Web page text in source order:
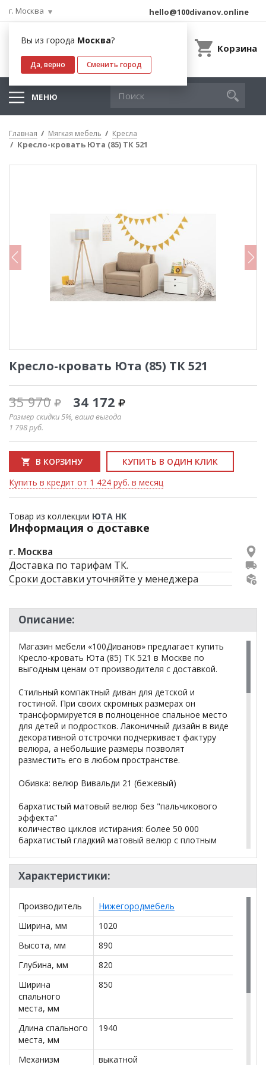
г. Москва
Вы из города Москва?
Да, верно Сменить город
hello@100divanov.online
Корзина
МЕНЮ
Главная Мягкая мебель Кресла
Кресло-кровать Юта (85) ТК 521
Кресло-кровать Юта (85) ТК 521
35 970 34 172
Размер скидки 5%, ваша выгода
1 798руб.
В КОРЗИНУ
КУПИТЬ В ОДИН КЛИК
Купить в кредит от 1 424 руб. в месяц
Товар из коллекции ЮТА НК
Информация о доставке
г. Москва
Доставка по тарифам ТК.
Сроки доставки уточняйте у менеджера
Описание:
Магазин мебели «100Диванов» предлагает купить
Кресло-кровать Юта (85) ТК 521 в Москве по
выгодным ценам от производителя с доставкой.
Стильный компактный диван для детской и
гостиной. При своих скромных размерах он
трансформируется в полноценное спальное место
для детей и подростков. Лаконичный дизайн в виде
декоративной отстрочки подчеркивает фактуру
велюра, а небольшие размеры позволят
разместить его в любом пространстве.
Обивка: велюр Вивальди 21 (бежевый)
бархатистый матовый велюр без "пальчикового
эффекта"
количество циклов истирания: более 50 000
бархатистый гладкий матовый велюр с плотным
высокая износостойкость
сухая чистка
без «пальчикового эффекта»
Габариты
высота посадки (мм): 440
глубина сиденья (мм): 470
высота спинки (мм): 410
высота подлокотника от сиденья (мм): 210
максимально допустимая нагрузка: на одно
посадочное место 80 кг; на одно лежачее 100 кг
Характеристики:
Производитель
Нижегородмебель
Ширина, мм
1020
Высота, мм
890
Глубина, мм
820
Ширина
спального
места, мм
850
Длина спального
места, мм
1940
Механизм
выкатной